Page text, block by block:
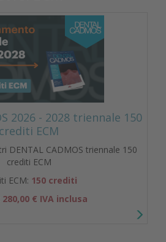
2026 - 2028 triennale 150
crediti ECM
DENTAL CADMOS triennale 150
crediti ECM
ECM: 150 crediti
280,00 € IVA inclusa